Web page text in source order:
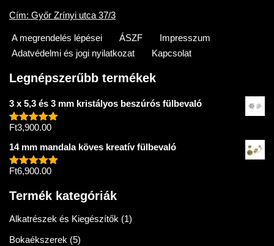
Cím: Győr Zrínyi utca 37/3
A megrendelés lépései ÁSZF
Impresszum
Adatvédelmi és jogi nyilatkozat
Kapcsolat
Legnépszerűbb termékek
3 x 5,3 és 3 mm kristályos beszúrós fülbevaló
Értékelés:
Ft3,900.00
14 mm mandala köves kreatív fülbevaló
Értékelés:
Ft6,900.00
Termék kategóriák
Alkatrészek és Kiegészítők (1)
Bokaékszerek (5)